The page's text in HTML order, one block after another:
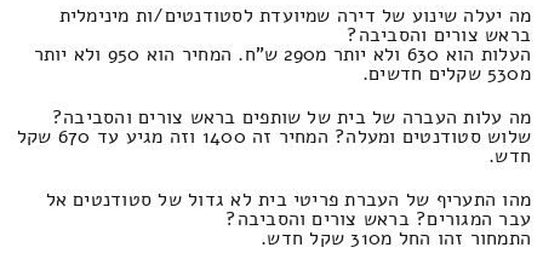
מה יעלה שינוע של דירה שמיועדת לסטודנטים/ות מינימלית
בראש צורים והסביבה?
העלות הוא 630 ולא יותר מ290 ש"ח. המחיר הוא 950 ולא יותר
מ530 שקלים חדשים.
מה עלות העברה של בית של שותפים בראש צורים והסביבה?
שלוש סטודנטים ומעלה? המחיר זה 1400 וזה מגיע עד 670 שקל
חדש.
מהו התעריף של העברת פריטי בית לא גדול של סטודנטים אל
עבר המגורים? בראש צורים והסביבה?
התמחור זהו החל מ310 שקל חדש.